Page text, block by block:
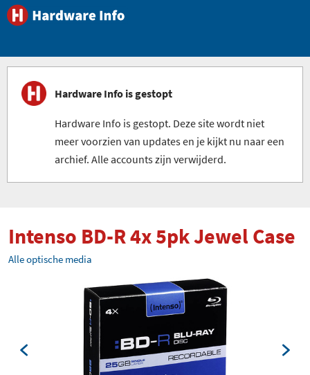
Hardware Info is gestopt
Hardware Info is gestopt. Deze site wordt niet
meer voorzien van updates en je kijkt nu naar een
archief. Alle accounts zijn verwijderd.
Intenso BD-R 4x 5pk Jewel Case
Alle optische media